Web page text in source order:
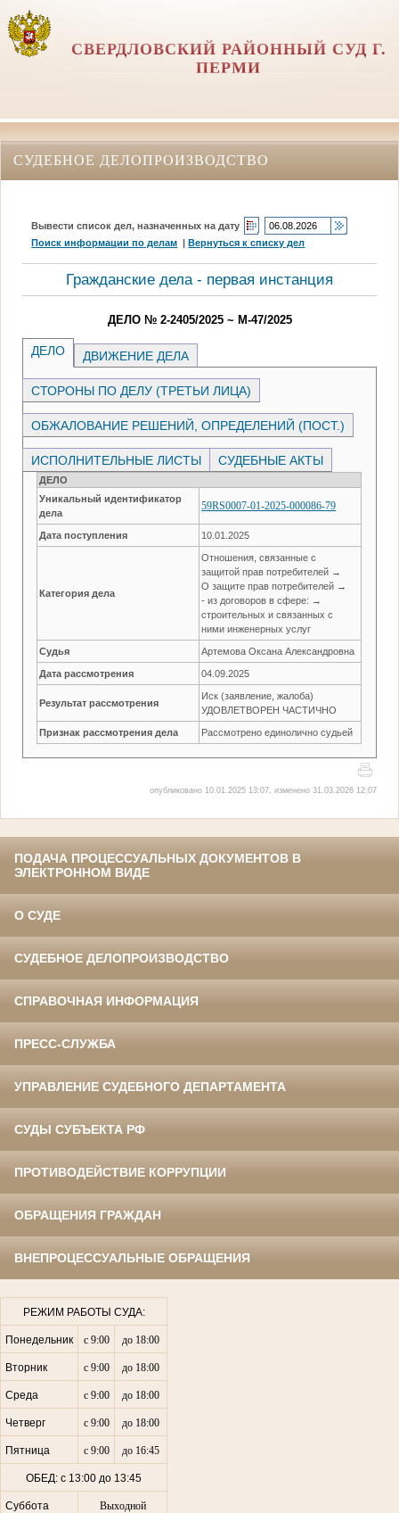
СВЕРДЛОВСКИЙ РАЙОННЫЙ СУД Г.
ПЕРМИ
СУДЕБНОЕ ДЕЛОПРОИЗВОДСТВО
Вывести список дел, назначенных на дату
Поиск информации по делам |Вернуться к списку дел
Гражданские дела - первая инстанция
ДЕЛО № 2-2405/2025 ~ М-47/2025
ДЕЛО ДВИЖЕНИЕ ДЕЛА
СТОРОНЫ ПО ДЕЛУ (ТРЕТЬИ ЛИЦА)
ОБЖАЛОВАНИЕ РЕШЕНИЙ, ОПРЕДЕЛЕНИЙ (ПОСТ.)
ИСПОЛНИТЕЛЬНЫЕ ЛИСТЫ СУДЕБНЫЕ АКТЫ
ДЕЛО
Уникальный идентификатор
дела
59RS0007-01-2025-000086-79
Дата поступления 10.01.2025
Категория дела
Отношения, связанные с
защитой прав потребителей →
О защите прав потребителей →
- из договоров в сфере: →
строительных и связанных с
ними инженерных услуг
Судья Артемова Оксана Александровна
Дата рассмотрения 04.09.2025
Результат рассмотрения
Иск (заявление, жалоба)
УДОВЛЕТВОРЕН ЧАСТИЧНО
Признак рассмотрения дела Рассмотрено единолично судьей
опубликовано 10.01.2025 13:07, изменено 31.03.2026 12:07
ПОДАЧА ПРОЦЕССУАЛЬНЫХ ДОКУМЕНТОВ В
ЭЛЕКТРОННОМ ВИДЕ
О СУДЕ
СУДЕБНОЕ ДЕЛОПРОИЗВОДСТВО
СПРАВОЧНАЯ ИНФОРМАЦИЯ
ПРЕСС-СЛУЖБА
УПРАВЛЕНИЕ СУДЕБНОГО ДЕПАРТАМЕНТА
СУДЫ СУБЪЕКТА РФ
ПРОТИВОДЕЙСТВИЕ КОРРУПЦИИ
ОБРАЩЕНИЯ ГРАЖДАН
ВНЕПРОЦЕССУАЛЬНЫЕ ОБРАЩЕНИЯ
РЕЖИМ РАБОТЫ СУДА:
Понедельник с 9:00 до 18:00
Вторник с 9:00 до 18:00
Среда с 9:00 до 18:00
Четверг с 9:00 до 18:00
Пятница с 9:00 до 16:45
ОБЕД: с 13:00 до 13:45
Суббота Выходной